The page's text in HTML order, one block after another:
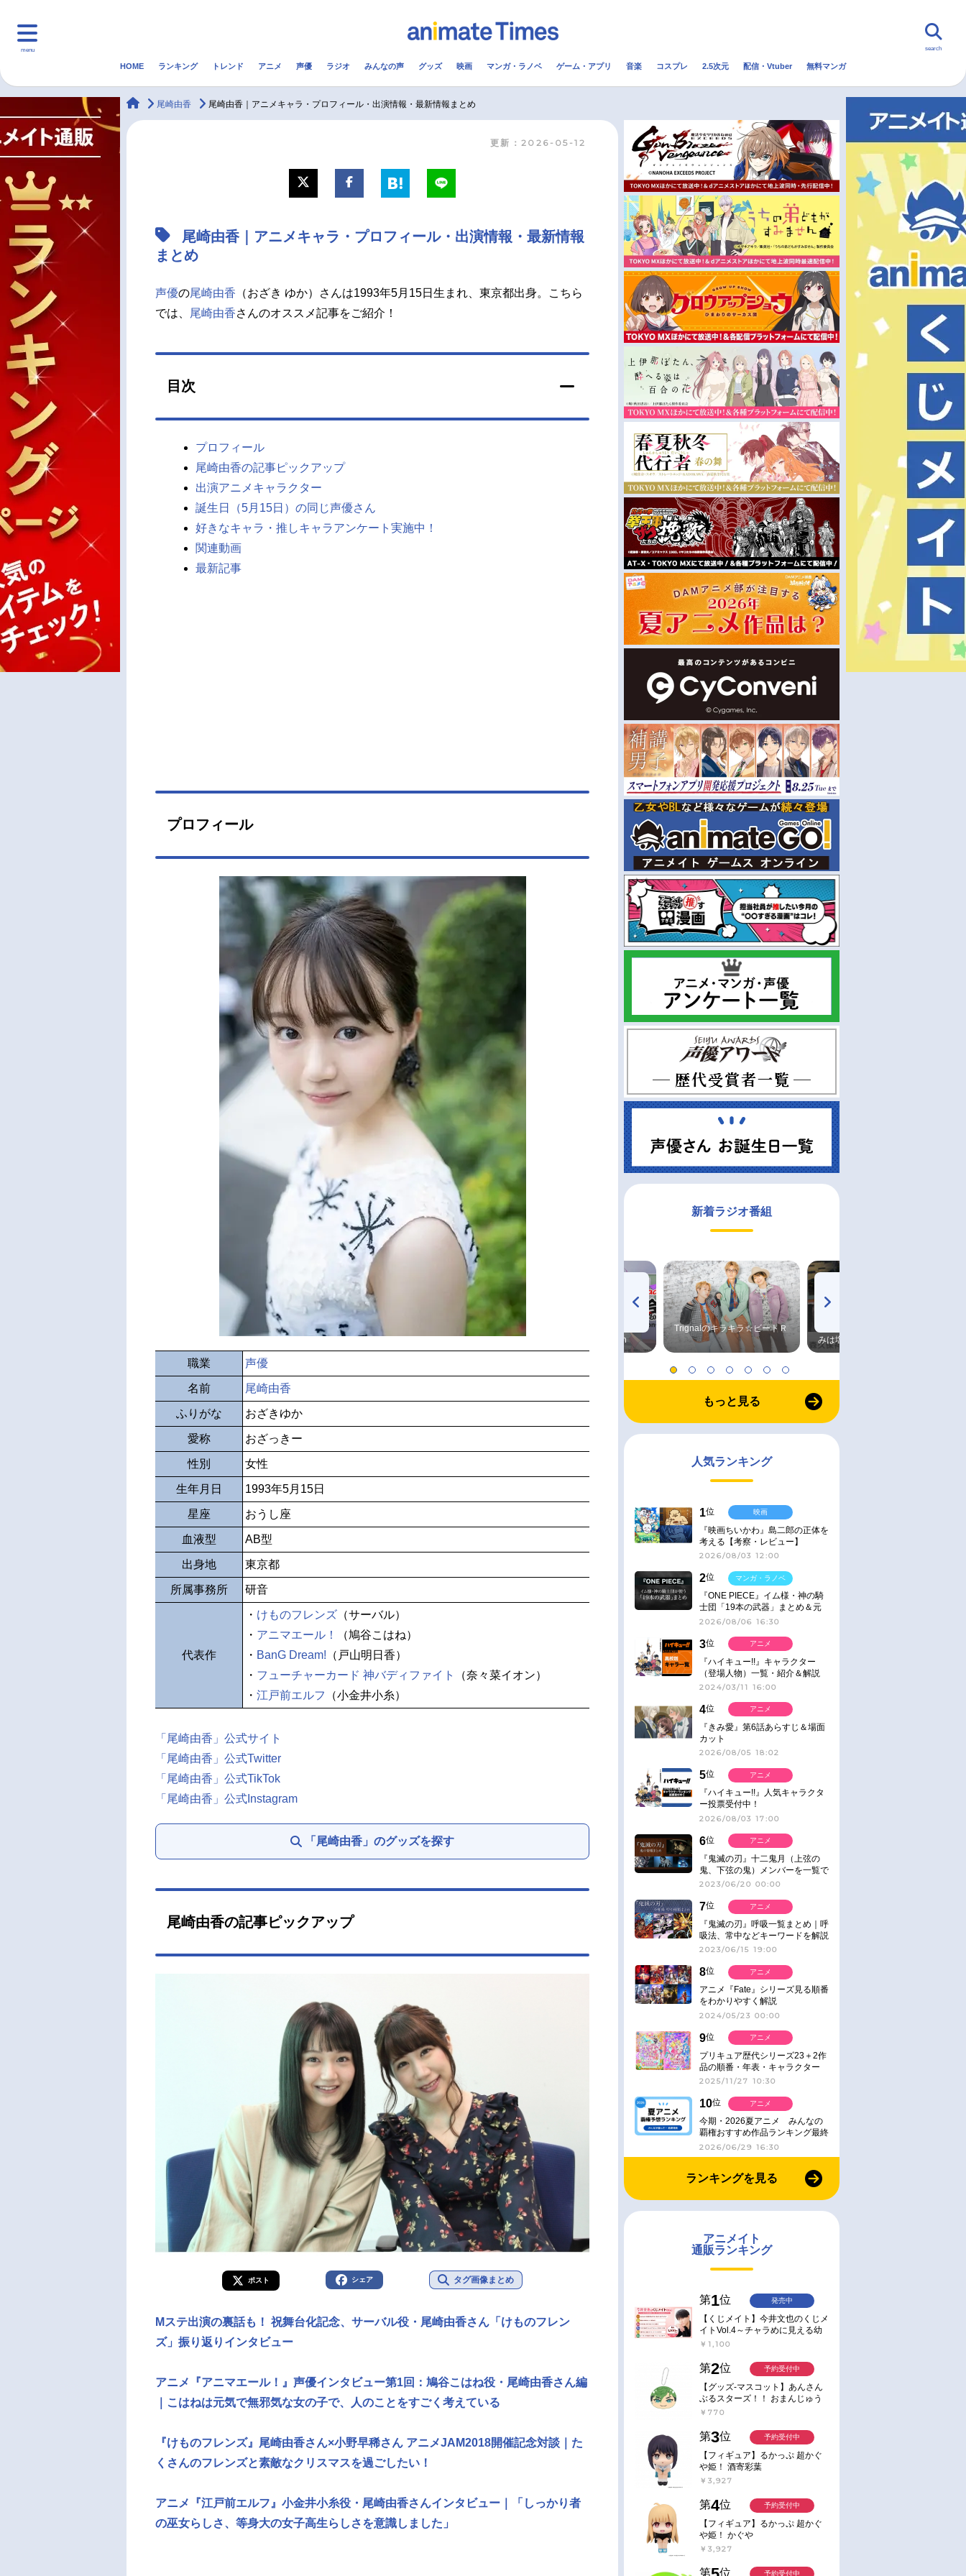
menu
マンガ・ラノベ 2.5次元 配信・Vtuber トレンド 無料マンガ
声優記事一覧
アニメ映画一覧
男性声優/女性声優一覧
今期アニメ曜日別一覧
夏アニメ
秋アニメ
冬アニメ
search
HOME ランキング トレンド アニメ 声優 ラジオ みんなの声 グッズ 映画 マンガ・ラノベ ゲーム・アプリ 音楽 コスプレ 2.5次元 配信・Vtuber 無料マンガ
animateTimes
尾崎由香 尾崎由香｜アニメキャラ・プロフィール・出演情報・最新情報まとめ
更新：2026-05-12
尾崎由香｜アニメキャラ・プロフィール・出演情報・最新情報
まとめ
声優の尾崎由香 （おざき ゆか）さんは1993年5月15日生まれ、東京都出身。こちら
では、
尾崎由香さんのオススメ記事をご紹介！
目次
プロフィール
尾崎由香の記事ピックアップ
出演アニメキャラクター
誕生日（5月15日）の同じ声優さん
好きなキャラ・推しキャラアンケート実施中！
関連動画
最新記事
プロフィール
職業 声優
名前 尾崎由香
ふりがな おざきゆか
愛称 おざっきー
性別 女性
生年月日 1993年5月15日
星座 おうし座
血液型 AB型
出身地 東京都
所属事務所 研音
代表作
・ けものフレンズ （サーバル）
・ アニマエール！
（鳩谷こはね）
・ BanG Dream! （戸山明日香）
・ フューチャーカード 神バディファイト
（奈々菜イオン）
・ 江戸前エルフ （小金井小糸）
「尾崎由香」公式サイト
「尾崎由香」公式Twitter
「尾崎由香」公式TikTok
「尾崎由香」公式Instagram
「尾崎由香」のグッズを探す
尾崎由香の記事ピックアップ
ポスト シェア タグ画像まとめ
Mステ出演の裏話も！ 祝舞台化記念、サーバル役・尾崎由香さん「けものフレン
ズ」振り返りインタビュー
アニメ『アニマエール！』声優インタビュー第1回：鳩谷こはね役・尾崎由香さん編
｜こはねは元気で無邪気な女の子で、人のことをすごく考えている
『けものフレンズ』尾崎由香さん×小野早稀さん アニメJAM2018開催記念対談｜た
くさんのフレンズと素敵なクリスマスを過ごしたい！
アニメ『江戸前エルフ』小金井小糸役・尾崎由香さんインタビュー｜「しっかり者
の巫女らしさ、等身大の女子高生らしさを意識しました」
新着ラジオ番組
高橋美紀のおんぷの気持ち
♪ in アニメイトタイムズ
radio 大直会 2nd season
Trignalのキラキラ☆ビートＲ
みは塩だけ
もっと見る
人気ランキング
1位
『映画ちいかわ』島二郎の正体を
考える【考察・レビュー】
2026/08/03 12:00
映画
2位
『ONE PIECE』イム様・神の騎
士団「19本の武器」まとめ＆元
ネタ
2026/08/06 16:30
マンガ・ラノベ
3位
『ハイキュー!!』キャラクター
（登場人物）一覧・紹介＆解説
2024/03/11 16:00
アニメ
4位
『きみ愛』第6話あらすじ＆場面
カット
2026/08/05 18:02
アニメ
5位
『ハイキュー!!』人気キャラクタ
ー投票受付中！
2026/08/03 17:00
アニメ
6位
『鬼滅の刃』十二鬼月（上弦の
鬼、下弦の鬼）メンバーを一覧で
紹介＆解説（登場鬼の情報まと
2023/06/20 00:00
アニメ
7位
『鬼滅の刃』呼吸一覧まとめ｜呼
吸法、常中などキーワードを解説
2023/06/15 19:00
アニメ
8位
アニメ『Fate』シリーズ見る順番
をわかりやすく解説
2024/05/23 00:00
アニメ
9位
プリキュア歴代シリーズ23＋2作
品の順番・年表・キャラクター
【2025年版】
2025/11/27 10:30
アニメ
10位
今期・2026夏アニメ みんなの
覇権おすすめ作品ランキング最終
結果発表！
2026/06/29 16:30
アニメ
ランキングを見る
アニメイト
通販ランキング
第1位
【くじメイト】今井文也のくじメ
イトVol.4～チャラめに見える幼
馴染、実は一途で独占欲が強いん
￥1,100
発売中
第2位
【グッズ-マスコット】あんさん
ぶるスターズ！！ おまんじゅう
にぎにぎマスコット ねくすと2
￥770
予約受付中
第3位
【フィギュア】るかっぷ 超かぐ
や姫！ 酒寄彩葉
￥3,927
予約受付中
第4位
【フィギュア】るかっぷ 超かぐ
や姫！ かぐや
￥3,927
予約受付中
第 位 予約受付中